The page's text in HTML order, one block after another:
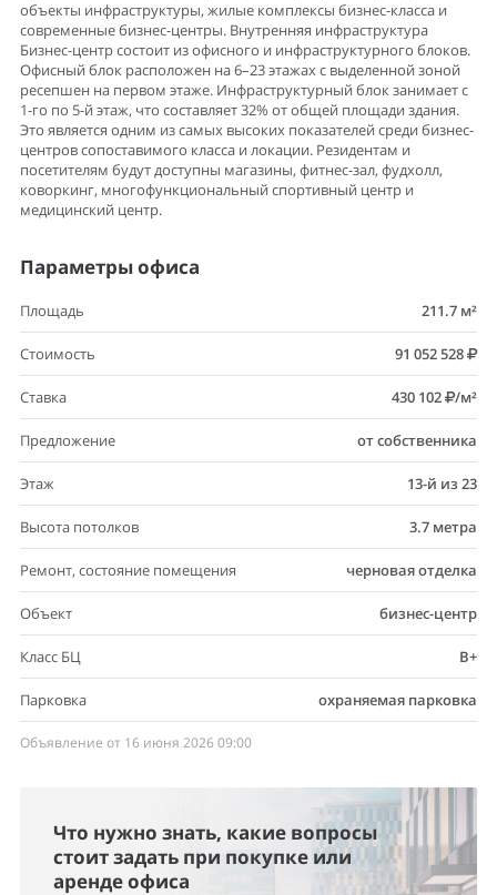
объекты инфраструктуры, жилые комплексы бизнес-класса и
современные бизнес-центры. Внутренняя инфраструктура
Бизнес-центр состоит из офисного и инфраструктурного блоков.
Офисный блок расположен на 6–23 этажах с выделенной зоной
ресепшен на первом этаже. Инфраструктурный блок занимает с
1-го по 5-й этаж, что составляет 32% от общей площади здания.
Это является одним из самых высоких показателей среди бизнес-
центров сопоставимого класса и локации. Резидентам и
посетителям будут доступны магазины, фитнес-зал, фудхолл,
коворкинг, многофункциональный спортивный центр и
медицинский центр.
Параметры офиса
Площадь 211.7 м²
Стоимость 91 052 528
Ставка 430 102 /м²
Предложение от собственника
Этаж 13-й из 23
Высота потолков 3.7 метра
Ремонт, состояние помещения черновая отделка
Объект бизнес-центр
Класс БЦ B+
Парковка охраняемая парковка
Объявление от 16 июня 2026 09:00
Что нужно знать, какие вопросы
стоит задать при покупке или
аренде офиса